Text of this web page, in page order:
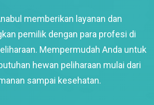
memberikan layanan dan
pemilik dengan para profesi di
Mempermudah Anda untuk
hewan peliharaan mulai dari
sampai kesehatan.